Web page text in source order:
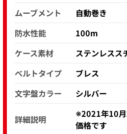
ムーブメント
自動巻き
防水性能
100m
ケース素材
ステンレスス
ベルトタイプ
ブレス
文字盤カラー
シルバー
詳細説明
※2021年10
価格です